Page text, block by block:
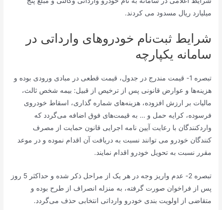
میلیارد ریال مسدود می کردند.
شرایط ثبت‌نام خودروهای وارداتی در
سامانه یکپارچه
تبصره 1- قیمت مندرج در جدول، قیمت قطعی در مبادی ورودی بوده و
هزینه‌ها و عوارض قانونی پس از ترخیص از قبیل: بیمه شخص ثالث،
مالیات بر ارزش افزوده، هزینه‌های شماره گذاری، اسقاط خودروی
فرسوده، کرایه حمل و … به قیمت‌های فوق اضافه می‌گردد که
واردکنندگان با رعایت آیین نامه اجرایی قانون حمایت از مصرف
کنندگان خودرو می توانند نسبت به دریافت آن اقدام نموده و در موعد
مقرر نسبت به تحویل خودرو اقدام نمایند.
تبصره 2- عدم واریز وجه در هر یک از مراحل ذکر شده و حداکثر 5 روز
پس از فراخوان صورت گرفته، به منزله انصراف از طرح بوده و
متقاضی از اولویت بندی خودرو وارداتی انتخابی حذف می‌گردد.